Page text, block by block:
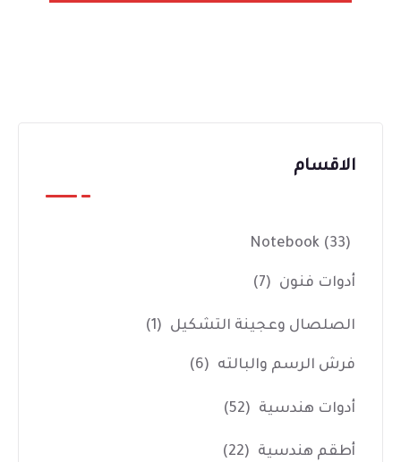
الاقسام
Notebook (33)
أدوات فنون (7)
الصلصال وعجينة التشكيل (1)
فرش الرسم والبالته (6)
أدوات هندسية (52)
أطقم هندسية (22)